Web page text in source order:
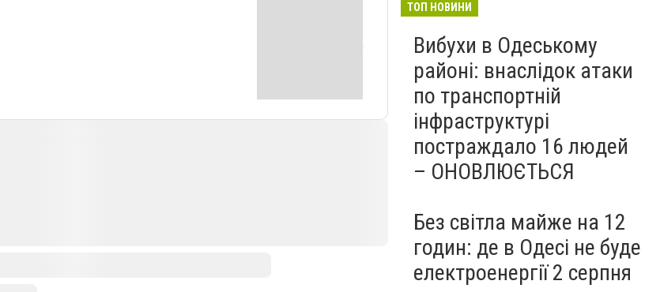
ТОП НОВИНИ
Вибухи в Одеському
районі: внаслідок атаки
по транспортній
інфраструктурі
постраждало 16 людей
– ОНОВЛЮЄТЬСЯ
Без світла майже на 12
годин: де в Одесі не буде
електроенергії 2 серпня